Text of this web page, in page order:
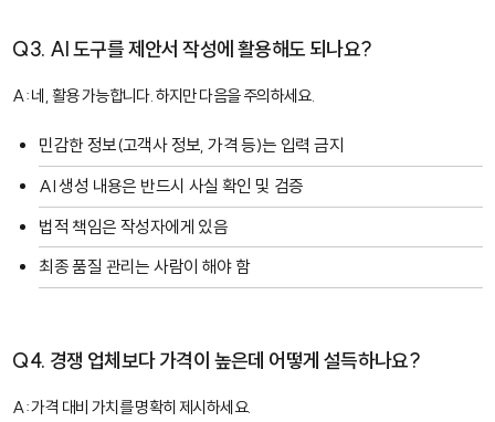
Q3. AI 도구를 제안서 작성에 활용해도 되나요?
A: 네, 활용 가능합니다. 하지만 다음을 주의하세요.
민감한 정보(고객사 정보, 가격 등)는 입력 금지
AI 생성 내용은 반드시 사실 확인 및 검증
법적 책임은 작성자에게 있음
최종 품질 관리는 사람이 해야 함
Q4. 경쟁 업체보다 가격이 높은데 어떻게 설득하나요?
A: 가격 대비 가치를 명확히 제시하세요.